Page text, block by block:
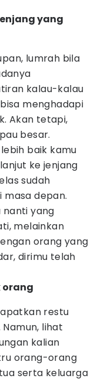
yang
lumrah bila
kalau-kalau
menghadapi
Akan tetapi,
besar.
baik kamu
ke jenjang
sudah
masa depan.
nanti yang
melainkan
orang yang
dirimu telah
orang
restu
lihat
kalian
orang-orang
serta keluarga